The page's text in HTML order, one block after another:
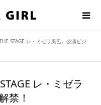
STAGE レ・ミゼラ風呂』公演ビジ
レ・ミゼラ
禁！